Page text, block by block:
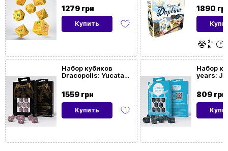
1279 грн
Купить
1559 грн
Набор кубиков
Dracopolis: Yucatan
Купить
1890
2-
5
809 грн
Набор
years: